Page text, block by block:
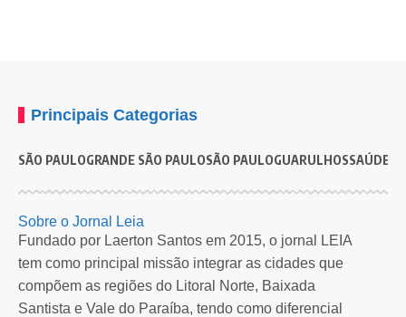
Principais Categorias
SÃO PAULOGRANDE SÃO PAULOSÃO PAULOGUARULHOSSAÚDE
Sobre o Jornal Leia
Fundado por Laerton Santos em 2015, o jornal LEIA
tem como principal missão integrar as cidades que
compõem as regiões do Litoral Norte, Baixada
Santista e Vale do Paraíba, tendo como diferencial